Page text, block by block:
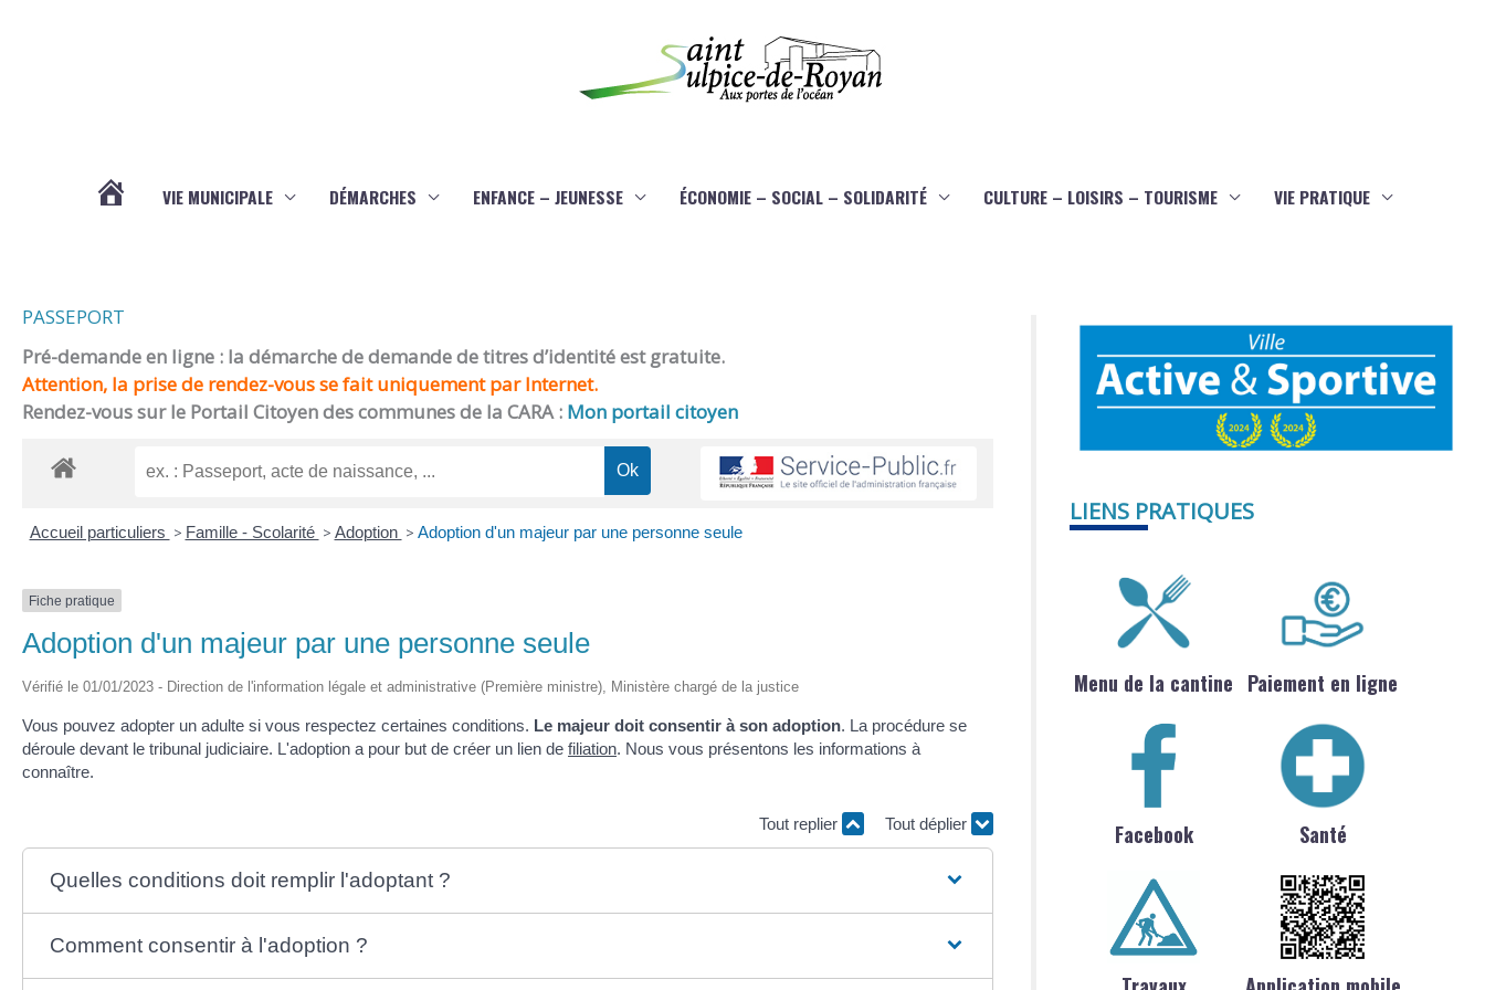
VIE MUNICIPALE DÉMARCHES ENFANCE – JEUNESSE ÉCONOMIE – SOCIAL – SOLIDARITÉ CULTURE – LOISIRS – TOURISME VIE PRATIQUE
PASSEPORT
Pré-demande en ligne : la démarche de demande de titres d’identité est gratuite.
Attention, la prise de rendez-vous se fait uniquement par Internet.
Rendez-vous sur le Portail Citoyen des communes de la CARA : Mon portail citoyen
Accueil particuliers > Famille - Scolarité > Adoption > Adoption d'un majeur par une personne seule
Fiche pratique
Adoption d'un majeur par une personne seule
Vérifié le 01/01/2023 - Direction de l'information légale et administrative (Première ministre), Ministère chargé de la justice
Vous pouvez adopter un adulte si vous respectez certaines conditions. Le majeur doit consentir à son adoption. La procédure se
déroule devant le tribunal judiciaire. L'adoption a pour but de créer un lien de filiation. Nous vous présentons les informations à
connaître.
Tout replier Tout déplier
Quelles conditions doit remplir l'adoptant ?
Comment consentir à l'adoption ?
LIENS PRATIQUES
Menu de la cantine Paiement en ligne
Facebook Santé